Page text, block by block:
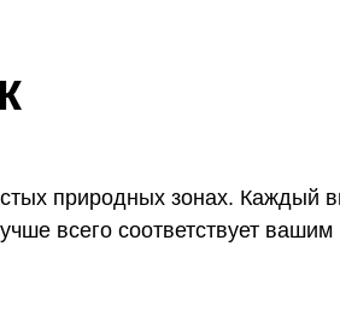
природных зонах. Каждый
всего соответствует вашим